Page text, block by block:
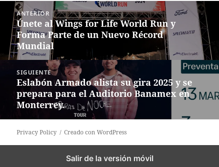
Navegación
entradas
ANTERIOR
Entrada
anterior:
Únete al Wings for Life World Run y
Forma Parte de un Nuevo Récord
Mundial
SIGUIENTE
Siguiente
entrada:
Eslabón Armado alista su gira 2025 y se
prepara para el Auditorio Banamex en
Monterrey.
Privacy Policy Creado con WordPress
Salir de la versión móvil